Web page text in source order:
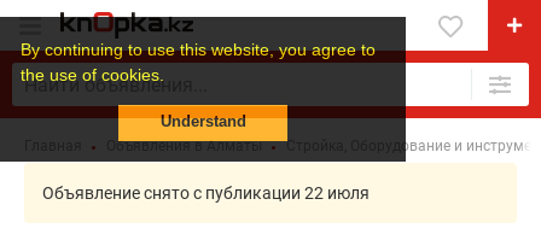
By continuing to use this website, you agree to
the use of cookies.
Understand
Объявления в Алматы Стройка, Оборудование и
Объявление снято с публикации 22 июля